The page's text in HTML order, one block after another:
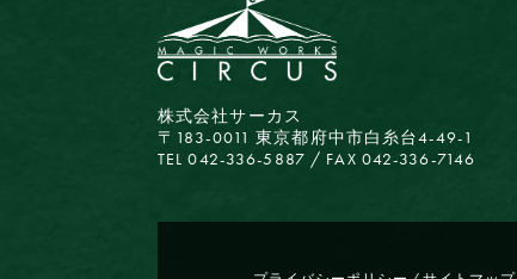
株式会社サーカス
〒183-0011 東京都府中市白糸台4-49-1
TEL 042-336-5887 / FAX 042-336-7146